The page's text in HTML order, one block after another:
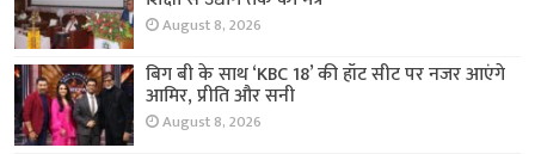
August 8, 2026
बिग बी के साथ ‘KBC 18’ की हॉट सीट पर नजर आएंगे
आमिर, प्रीति और सनी
August 8, 2026